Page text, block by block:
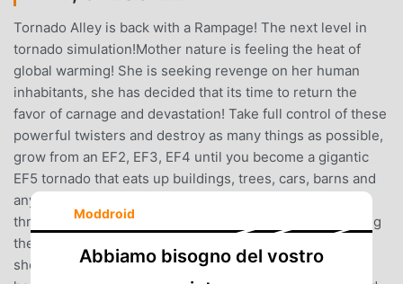
Tornado Alley is back with a Rampage! The next level in
tornado simulation!Mother nature is feeling the heat of
global warming! She is seeking revenge on her human
inhabitants, she has decided that its time to return the
favor of carnage and devastation! Take full control of these
powerful twisters and destroy as many things as possible,
grow from an EF2, EF3, EF4 until you become a gigantic
EF5 tornado that eats up buildings, trees, cars, barns and
anything else unlucky enough to be in its path! Race
through and flatten towns completing mission goals along
the way in this free simulation game!Watch cows and
sheep fly, see trees get pulled out of the ground and
Moddroid
Abbiamo bisogno del vostro